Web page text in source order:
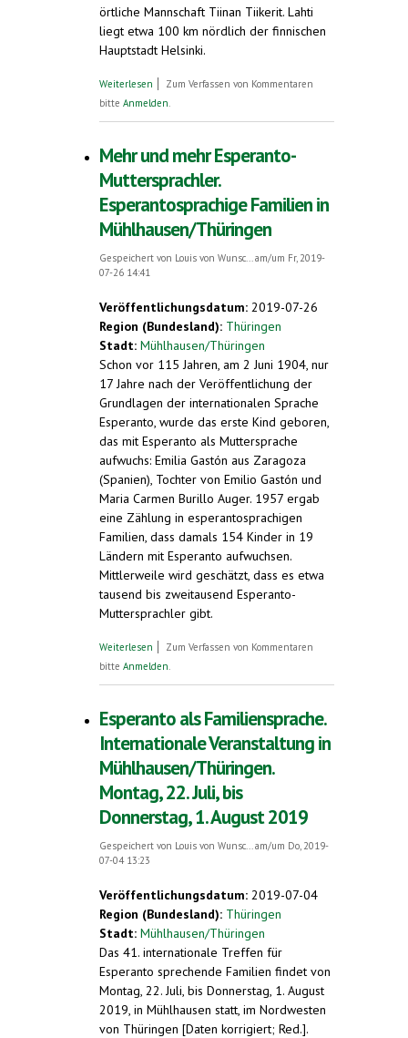
örtliche Mannschaft Tiinan Tiikerit. Lahti
liegt etwa 100 km nördlich der finnischen
Hauptstadt Helsinki.
Weiterlesen über Sieg für Esperanto. Fußballspiel beim
Finnland
Zum Verfassen von Kommentaren
bitte Anmelden.
Mehr und mehr Esperanto-
Muttersprachler.
Esperantosprachige Familien in
Mühlhausen/Thüringen
Gespeichert von Louis von Wunsc...am/um Fr, 2019-
07-26 14:41
Veröffentlichungsdatum: 2019-07-26
Region (Bundesland): Thüringen
Stadt: Mühlhausen/Thüringen
Schon vor 115 Jahren, am 2 Juni 1904, nur
17 Jahre nach der Veröffentlichung der
Grundlagen der internationalen Sprache
Esperanto, wurde das erste Kind geboren,
das mit Esperanto als Muttersprache
aufwuchs: Emilia Gastón aus Zaragoza
(Spanien), Tochter von Emilio Gastón und
Maria Carmen Burillo Auger. 1957 ergab
eine Zählung in esperantosprachigen
Familien, dass damals 154 Kinder in 19
Ländern mit Esperanto aufwuchsen.
Mittlerweile wird geschätzt, dass es etwa
tausend bis zweitausend Esperanto-
Muttersprachler gibt.
Weiterlesen über Mehr und mehr Esperanto-
Familien in Mühlhausen/Thüringen
Zum Verfassen von Kommentaren
bitte Anmelden.
Esperanto als Familiensprache.
Internationale Veranstaltung in
Mühlhausen/Thüringen.
Montag, 22. Juli, bis
Donnerstag, 1. August 2019
Gespeichert von Louis von Wunsc...am/um Do, 2019-
07-04 13:23
Veröffentlichungsdatum: 2019-07-04
Region (Bundesland): Thüringen
Stadt: Mühlhausen/Thüringen
Das 41. internationale Treffen für
Esperanto sprechende Familien findet von
Montag, 22. Juli, bis Donnerstag, 1. August
2019, in Mühlhausen statt, im Nordwesten
von Thüringen [Daten korrigiert; Red.].